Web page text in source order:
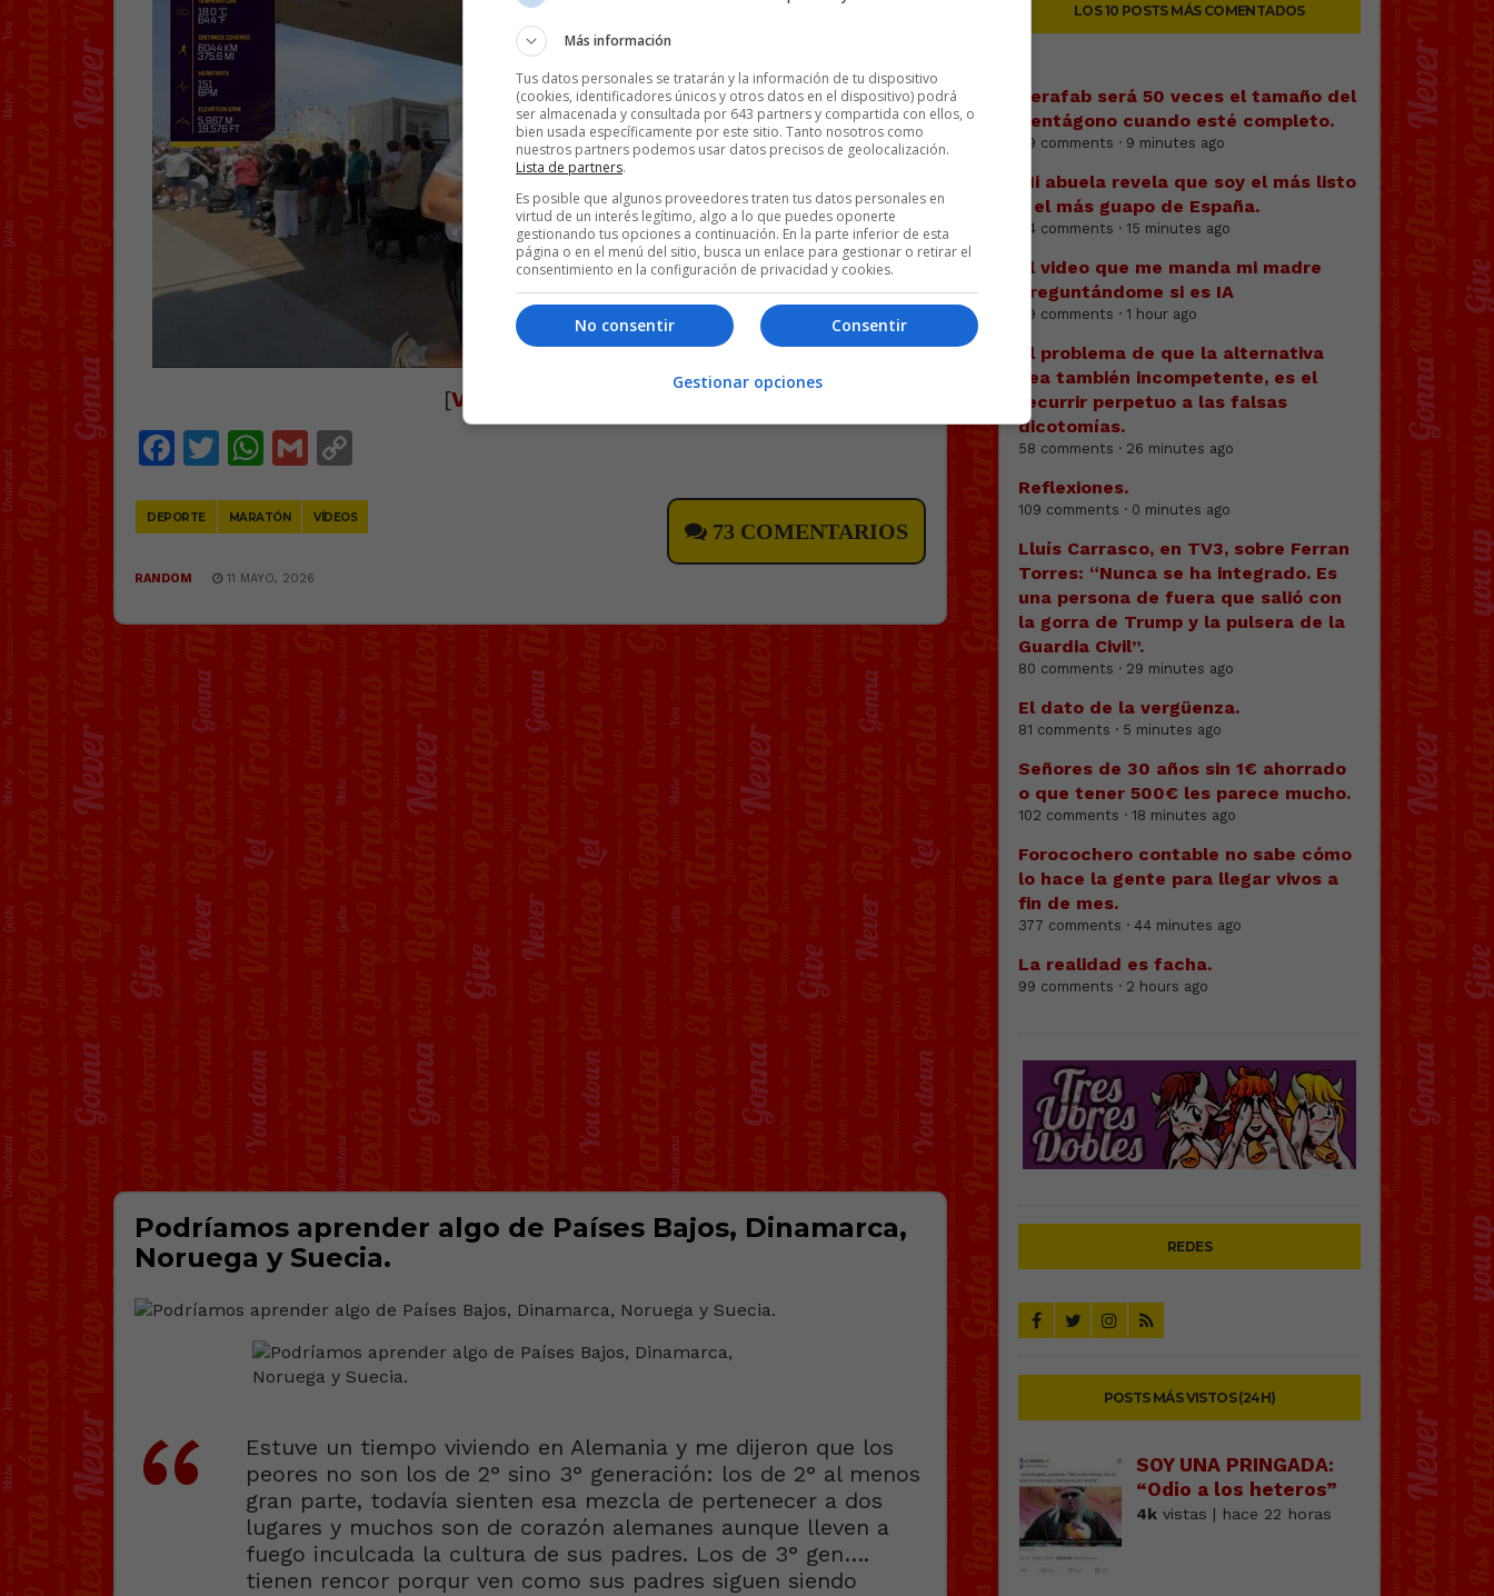
[Ver vídeo en X
Facebook
Twitter
WhatsApp
Gmail
DEPORTE MARATÓN VÍDEOS
73 COMENTARIOS
RANDOM 11 MAYO, 2026
Podríamos aprender algo de Países Bajos, Dinamarca,
Noruega y Suecia.
Estuve un tiempo viviendo en Alemania y me dijeron que los
peores no son los de 2° sino 3° generación: los de 2° al menos
gran parte, todavía sienten esa mezcla de pertenecer a dos
lugares y muchos son de corazón alemanes aunque lleven a
fuego inculcada la cultura de sus padres. Los de 3° gen….
tienen rencor porqur ven como sus padres siguen siendo
LOS 10 POSTS MÁS COMENTADOS
Terafab será 50 veces el tamaño del
Pentágono cuando esté completo.
79 comments · 9 minutes ago
Mi abuela revela que soy el más listo
y el más guapo de España.
44 comments · 15 minutes ago
El video que me manda mi madre
preguntándome si es IA
59 comments · 1 hour ago
El problema de que la alternativa
sea también incompetente, es el
recurrir perpetuo a las falsas
dicotomías.
58 comments · 26 minutes ago
Reflexiones.
109 comments · 0 minutes ago
Lluís Carrasco, en TV3, sobre Ferran
Torres: “Nunca se ha integrado. Es
una persona de fuera que salió con
la gorra de Trump y la pulsera de la
Guardia Civil”.
80 comments · 29 minutes ago
El dato de la vergüenza.
81 comments · 5 minutes ago
Señores de 30 años sin 1€ ahorrado
o que tener 500€ les parece mucho.
102 comments · 18 minutes ago
Forocochero contable no sabe cómo
lo hace la gente para llegar vivos a
fin de mes.
377 comments · 44 minutes ago
La realidad es facha.
99 comments · 2 hours ago
REDES
POSTS MÁS VISTOS (24H)
SOY UNA PRINGADA:
“Odio a los heteros”
4kvistas | hace 22 horas
Más información
Tus datos personales se tratarán y la información de tu dispositivo
(cookies, identificadores únicos y otros datos en el dispositivo) podrá
ser almacenada y consultada por 643 partners y compartida con ellos, o
bien usada específicamente por este sitio. Tanto nosotros como
nuestros partners podemos usar datos precisos de geolocalización.
Lista de partners.
Es posible que algunos proveedores traten tus datos personales en
virtud de un interés legítimo, algo a lo que puedes oponerte
gestionando tus opciones a continuación. En la parte inferior de esta
página o en el menú del sitio, busca un enlace para gestionar o retirar el
consentimiento en la configuración de privacidad y cookies.
Consentir
No consentir
Gestionar opciones